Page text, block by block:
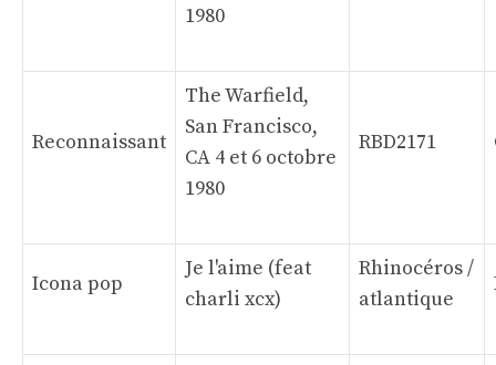
1980
Reconnaissant
The Warfield,
San Francisco,
CA 4 et 6 octobre
1980
RBD2171
Icona pop
Je l'aime (feat
charli xcx)
Rhinocéros /
atlantique